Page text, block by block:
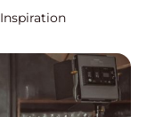
Inspiration